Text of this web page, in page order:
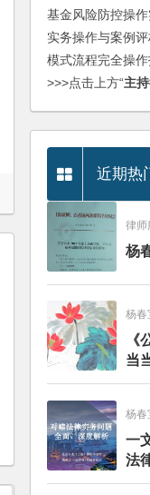
基金风险防控操
实务操作与案例
模式流程完全操
>>>点击上方“主
近期热
律师
杨
杨春
《
当
畅
杨春
一
法